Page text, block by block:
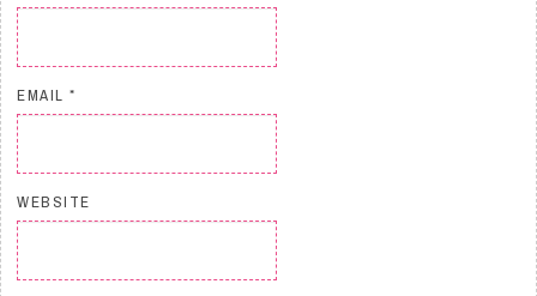
EMAIL*
WEBSITE